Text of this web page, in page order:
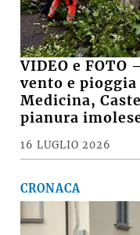
VIDEO e
vento e
Medicina,
pianura
16 LUGLIO 2026
CRONACA